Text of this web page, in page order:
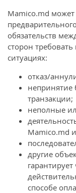
Mamico.md может
обязательств
сторон
ситуациях:
отказ/
непринятие
транзакции;
неполные
Mamico.md
другие
способе